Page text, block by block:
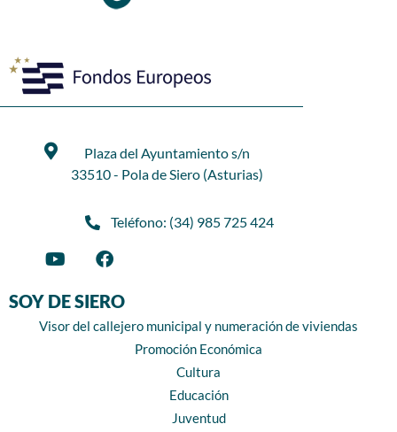
Plaza del Ayuntamiento s/n
33510 - Pola de Siero (Asturias)
Teléfono: (34) 985 725 424
SOY DE SIERO
Visor del callejero municipal y numeración de viviendas
Promoción Económica
Cultura
Educación
Juventud